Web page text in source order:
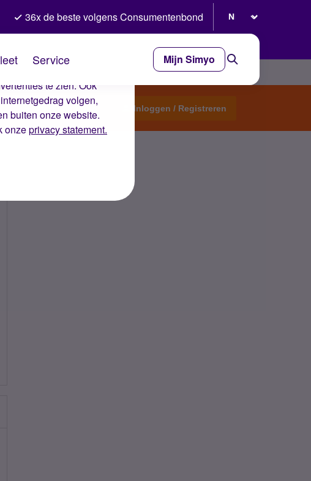
dat je ervaring op de
te zien. Ook
volgen,
buiten onze website.
onzeprivacy statement.
36x de beste volgens Consumentenbond
Service Mijn Simyo
Start een topic Inloggen / Registreren